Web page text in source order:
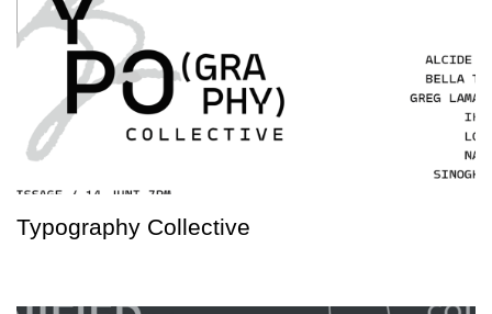
Typography Collective